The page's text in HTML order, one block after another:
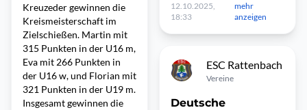
Kreuzeder gewinnen die
Kreismeisterschaft im
Zielschießen. Martin mit
315 Punkten in der U16 m,
Eva mit 266 Punkten in
der U16 w, und Florian mit
321 Punkten in der U19 m.
Insgesamt gewinnen die
12.10.2025,
18:33
mehr
anzeigen
ESC Rattenbach
Vereine
Deutsche